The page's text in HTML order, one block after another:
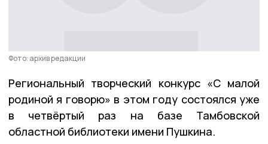
Фото: архив редакции
Региональный творческий конкурс «С малой
родиной я говорю» в этом году состоялся уже
в четвёртый раз на базе Тамбовской
областной библиотеки имени Пушкина.